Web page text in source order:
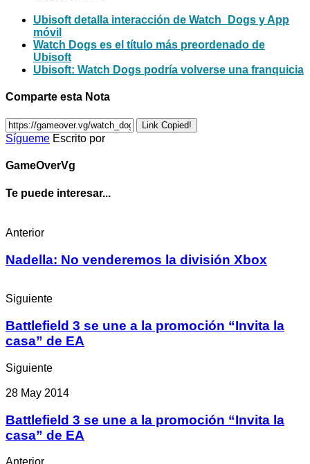
Ubisoft detalla interacción de Watch_Dogs y App
móvil
Watch Dogs es el título más preordenado de
Ubisoft
Ubisoft: Watch Dogs podría volverse una franquicia
Comparte esta Nota
Link Copied!
Sígueme Escrito por
GameOverVg
Te puede interesar...
Anterior
Nadella: No venderemos la división Xbox
Siguiente
Battlefield 3 se une a la promoción “Invita la
casa” de EA
Siguiente
28 May 2014
Battlefield 3 se une a la promoción “Invita la
casa” de EA